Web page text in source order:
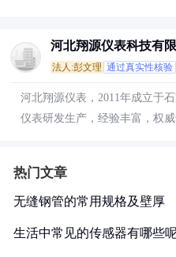
河北翔源仪表科技有
法人:彭文理 通过真实性核验
河北翔源仪表，2011年成立于
仪表研发生产，经验丰富，权
热门文章
无缝钢管的常用规格及壁厚
生活中常见的传感器有哪些